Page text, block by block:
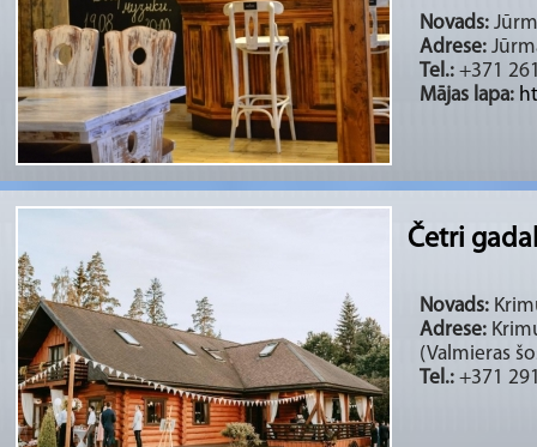
Novads:
Adrese:
Tel.: +371
Mājas lapa:
Četri
Novads:
Adrese:
(Valmieras
Tel.: +371